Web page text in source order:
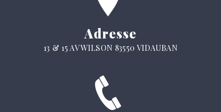
Adresse
13 & 15 AV WILSON 83550 VIDAUBAN